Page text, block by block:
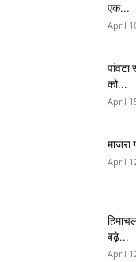
एक...
April
पांवटा
को...
April
माजरा
April
बढ़े...
April